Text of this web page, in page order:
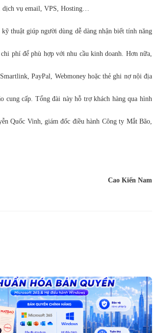
dịch vụ email, VPS, Hosting…
thuật giúp người dùng dễ dàng nhận biết tính năng
phí để phù hợp với nhu cầu kinh doanh. Hơn nữa,
PayPal, Webmoney hoặc thẻ ghi nợ nội địa
cung cấp. Tổng đài này hỗ trợ khách hàng qua hình
Quốc Vinh, giám đốc điều hành Công ty Mắt Bão,
Cao Kiến Nam